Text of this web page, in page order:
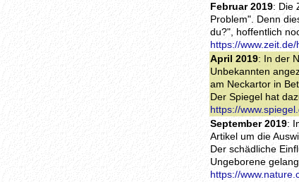
Februar 2019: Die
Problem". Denn
du?", hoffentlich
https://
April 2019: In der
Unbekannten
am Neckartor in
Der Spiegel hat
https://
September 2019:
Artikel um die
Der schädliche
Ungeborene
https://